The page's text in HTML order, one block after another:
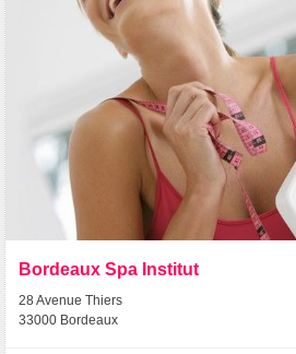
Bordeaux Spa Institut
28 Avenue Thiers
33000 Bordeaux